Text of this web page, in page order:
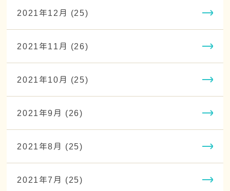
2021年12月 (25)
2021年11月 (26)
2021年10月 (25)
2021年9月 (26)
2021年8月 (25)
2021年7月 (25)